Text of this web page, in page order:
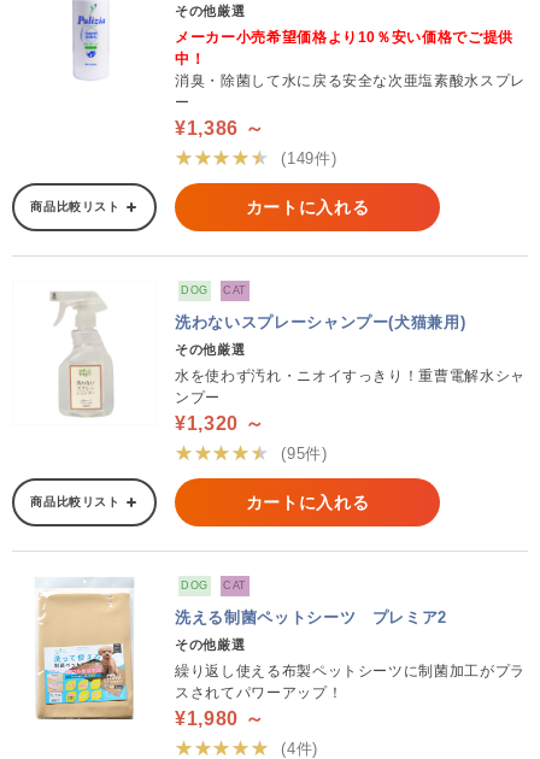
その他厳選
メーカー小売希望価格より10％安い価格でご提供
中！
消臭・除菌して水に戻る安全な次亜塩素酸水スプレ
ー
¥1,386 ～
★★★★★
(149件)
商品比較リスト カートに入れる
DOG CAT
洗わないスプレーシャンプー(犬猫兼用)
その他厳選
水を使わず汚れ・ニオイすっきり！重曹電解水シャ
ンプー
¥1,320 ～
★★★★★
(95件)
商品比較リスト カートに入れる
DOG CAT
洗える制菌ペットシーツ プレミア2
その他厳選
繰り返し使える布製ペットシーツに制菌加工がプラ
スされてパワーアップ！
¥1,980 ～
★★★★★
(4件)